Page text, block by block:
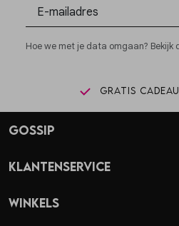
Hoe we met je data omgaan?
Gratis
Gossip
Klantenservice
Winkels